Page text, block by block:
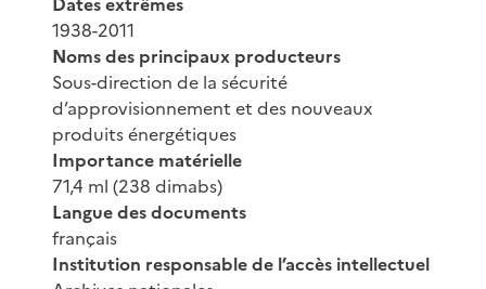
1938-2011
Noms des principaux producteurs
Sous-direction de la sécurité
d’approvisionnement et des nouveaux
produits énergétiques
Importance matérielle
71,4 ml (238 dimabs)
Langue des documents
français
Institution responsable de l’accès intellectuel